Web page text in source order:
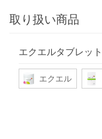
取り扱い商品
エクエルタブレット
エクエル